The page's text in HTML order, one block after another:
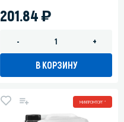
201.84)
- +
В КОРЗИНУ
МИНПРОМТОРГ *